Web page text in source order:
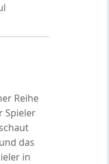
Reihe
Spieler
das
in